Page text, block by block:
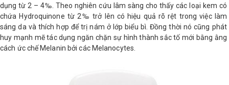
dụng từ 2 – 4‰. Theo nghiên cứu lâm sàng cho thấy các loại kem có
chứa Hydroquinone từ 2‰ trở lên có hiệu quả rõ rệt trong việc làm
sáng da và thích hợp để trị nám ở lớp biểu bì. Đồng thời nó cũng phát
huy mạnh mẽ tác dụng ngăn chặn sự hình thành sắc tố mới bằng ằng
cách ức chế Melanin bởi các Melanocytes.